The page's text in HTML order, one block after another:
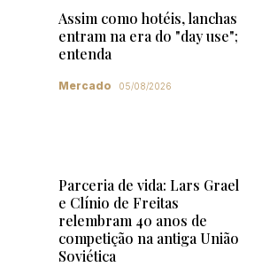
Assim como hotéis, lanchas
entram na era do "day use";
entenda
Mercado 05/08/2026
Parceria de vida: Lars Grael
e Clínio de Freitas
relembram 40 anos de
competição na antiga União
Soviética